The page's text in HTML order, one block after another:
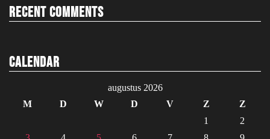
Recent Comments
Calendar
augustus 2026
M
D W D V Z
Z
1
2